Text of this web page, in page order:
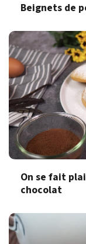
Beignets de
On se fait
chocolat